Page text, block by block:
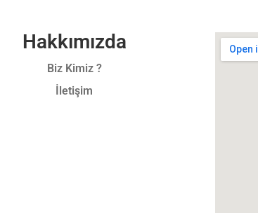
Hakkımızda
Biz Kimiz ?
İletişim